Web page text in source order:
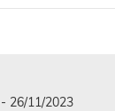
26/11/2023